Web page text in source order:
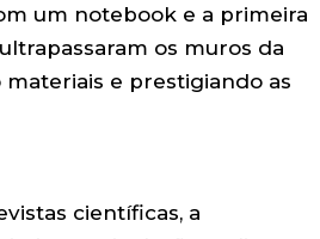
um notebook e a primeira
os muros da
e prestigiando as
científicas, a